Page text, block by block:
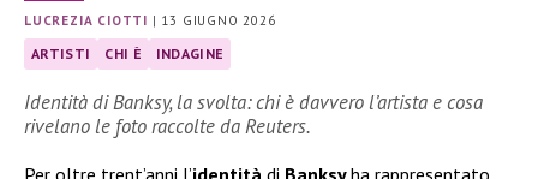
LUCREZIA CIOTTI | 13 GIUGNO 2026
ARTISTI CHI È INDAGINE
Identità di Banksy, la svolta: chi è davvero l’artista e cosa
rivelano le foto raccolte da Reuters.
Per oltre trent’anni l’identità di Banksyha rappresentato